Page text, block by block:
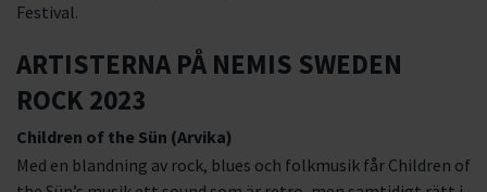
Festival.
ARTISTERNA PÅ NEMIS SWEDEN
ROCK 2023
Children of the Sün (Arvika)
Med en blandning av rock, blues och folkmusik får Children of